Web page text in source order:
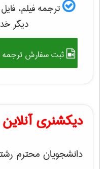
ترجمه فیلم،
دیگر
ثبت سفارش ترجمه
دیکشنری
دانشجویان محترم